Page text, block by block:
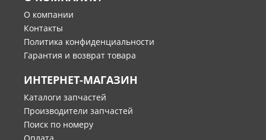
О компании
Контакты
Политика конфиденциальности
Гарантия и возврат товара
ИНТЕРНЕТ-МАГАЗИН
Каталоги запчастей
Производители запчастей
Поиск по номеру
Оплата